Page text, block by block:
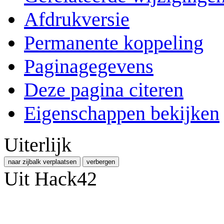
Afdrukversie
Permanente koppeling
Paginagegevens
Deze pagina citeren
Eigenschappen bekijken
Uiterlijk
naar zijbalk verplaatsen verbergen
Uit Hack42